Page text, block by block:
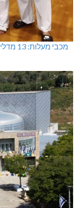
מכבי מעלות: 13 מדליות באליפות ישראל